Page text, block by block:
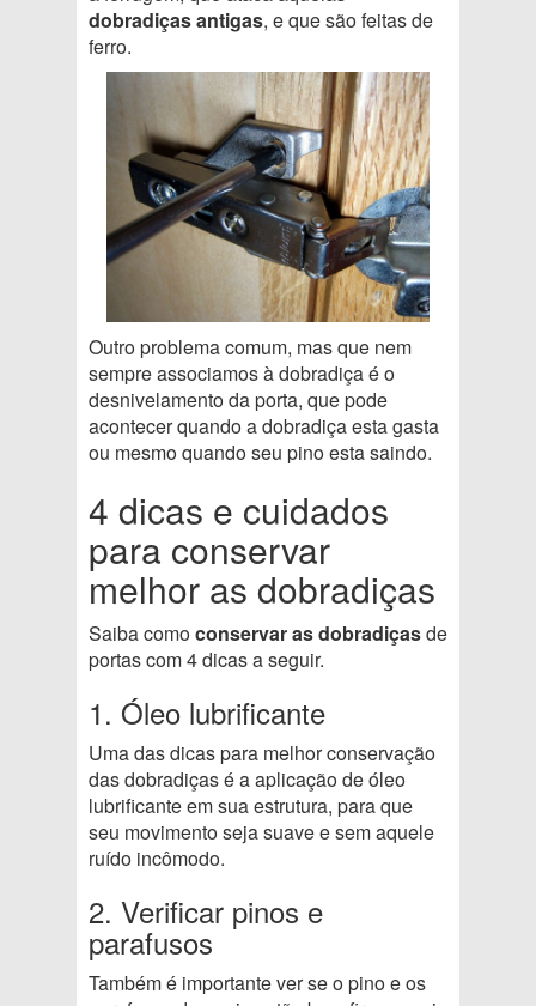
dobradiças antigas, e que são feitas de
ferro.
Outro problema comum, mas que nem
sempre associamos à dobradiça é o
desnivelamento da porta, que pode
acontecer quando a dobradiça esta gasta
ou mesmo quando seu pino esta saindo.
4 dicas e cuidados
para conservar
melhor as dobradiças
Saiba comoconservar as dobradiçasde
portas com 4 dicas a seguir.
1. Óleo lubrificante
Uma das dicas para melhor conservação
das dobradiças é a aplicação de óleo
lubrificante em sua estrutura, para que
seu movimento seja suave e sem aquele
ruído incômodo.
2. Verificar pinos e
parafusos
Também é importante ver se o pino e os